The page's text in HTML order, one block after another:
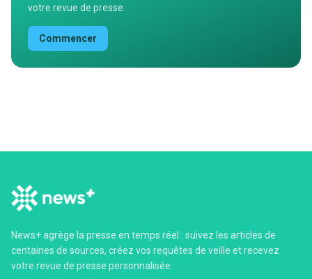
votre revue de presse.
Commencer
News+ agrège la presse en temps réel : suivez les articles de
centaines de sources, créez vos requêtes de veille et recevez
votre revue de presse personnalisée.